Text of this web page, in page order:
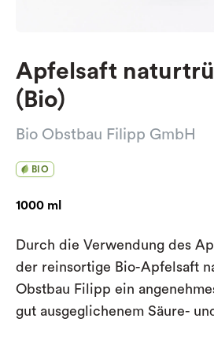
Apfelsaft
(Bio)
Bio Obstbau Filipp GmbH
BIO
1000 ml
Durch die Verwendung des
der reinsortige Bio-Apfelsaft
Obstbau Filipp ein
gut ausgeglichenem Säure-